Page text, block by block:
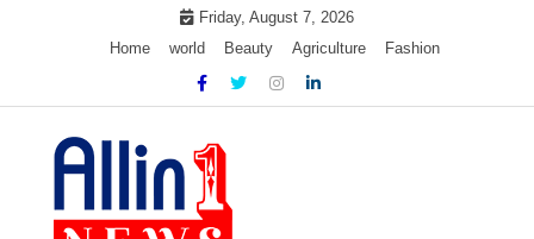
Friday, August 7, 2026
Home
world Beauty Agriculture Fashion